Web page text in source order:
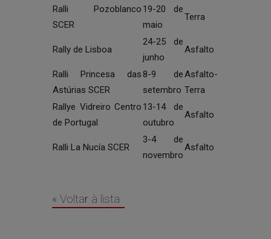
Ralli Pozoblanco
SCER
19-20 de
maio
Terra
Rally de Lisboa
24-25 de
junho
Asfalto
Ralli Princesa das
Astúrias SCER
8-9 de
setembro
Asfalto-
Terra
Rallye Vidreiro Centro
de Portugal
13-14 de
outubro
Asfalto
Ralli La Nucía SCER
3-4 de
novembro
Asfalto
« Voltar à lista